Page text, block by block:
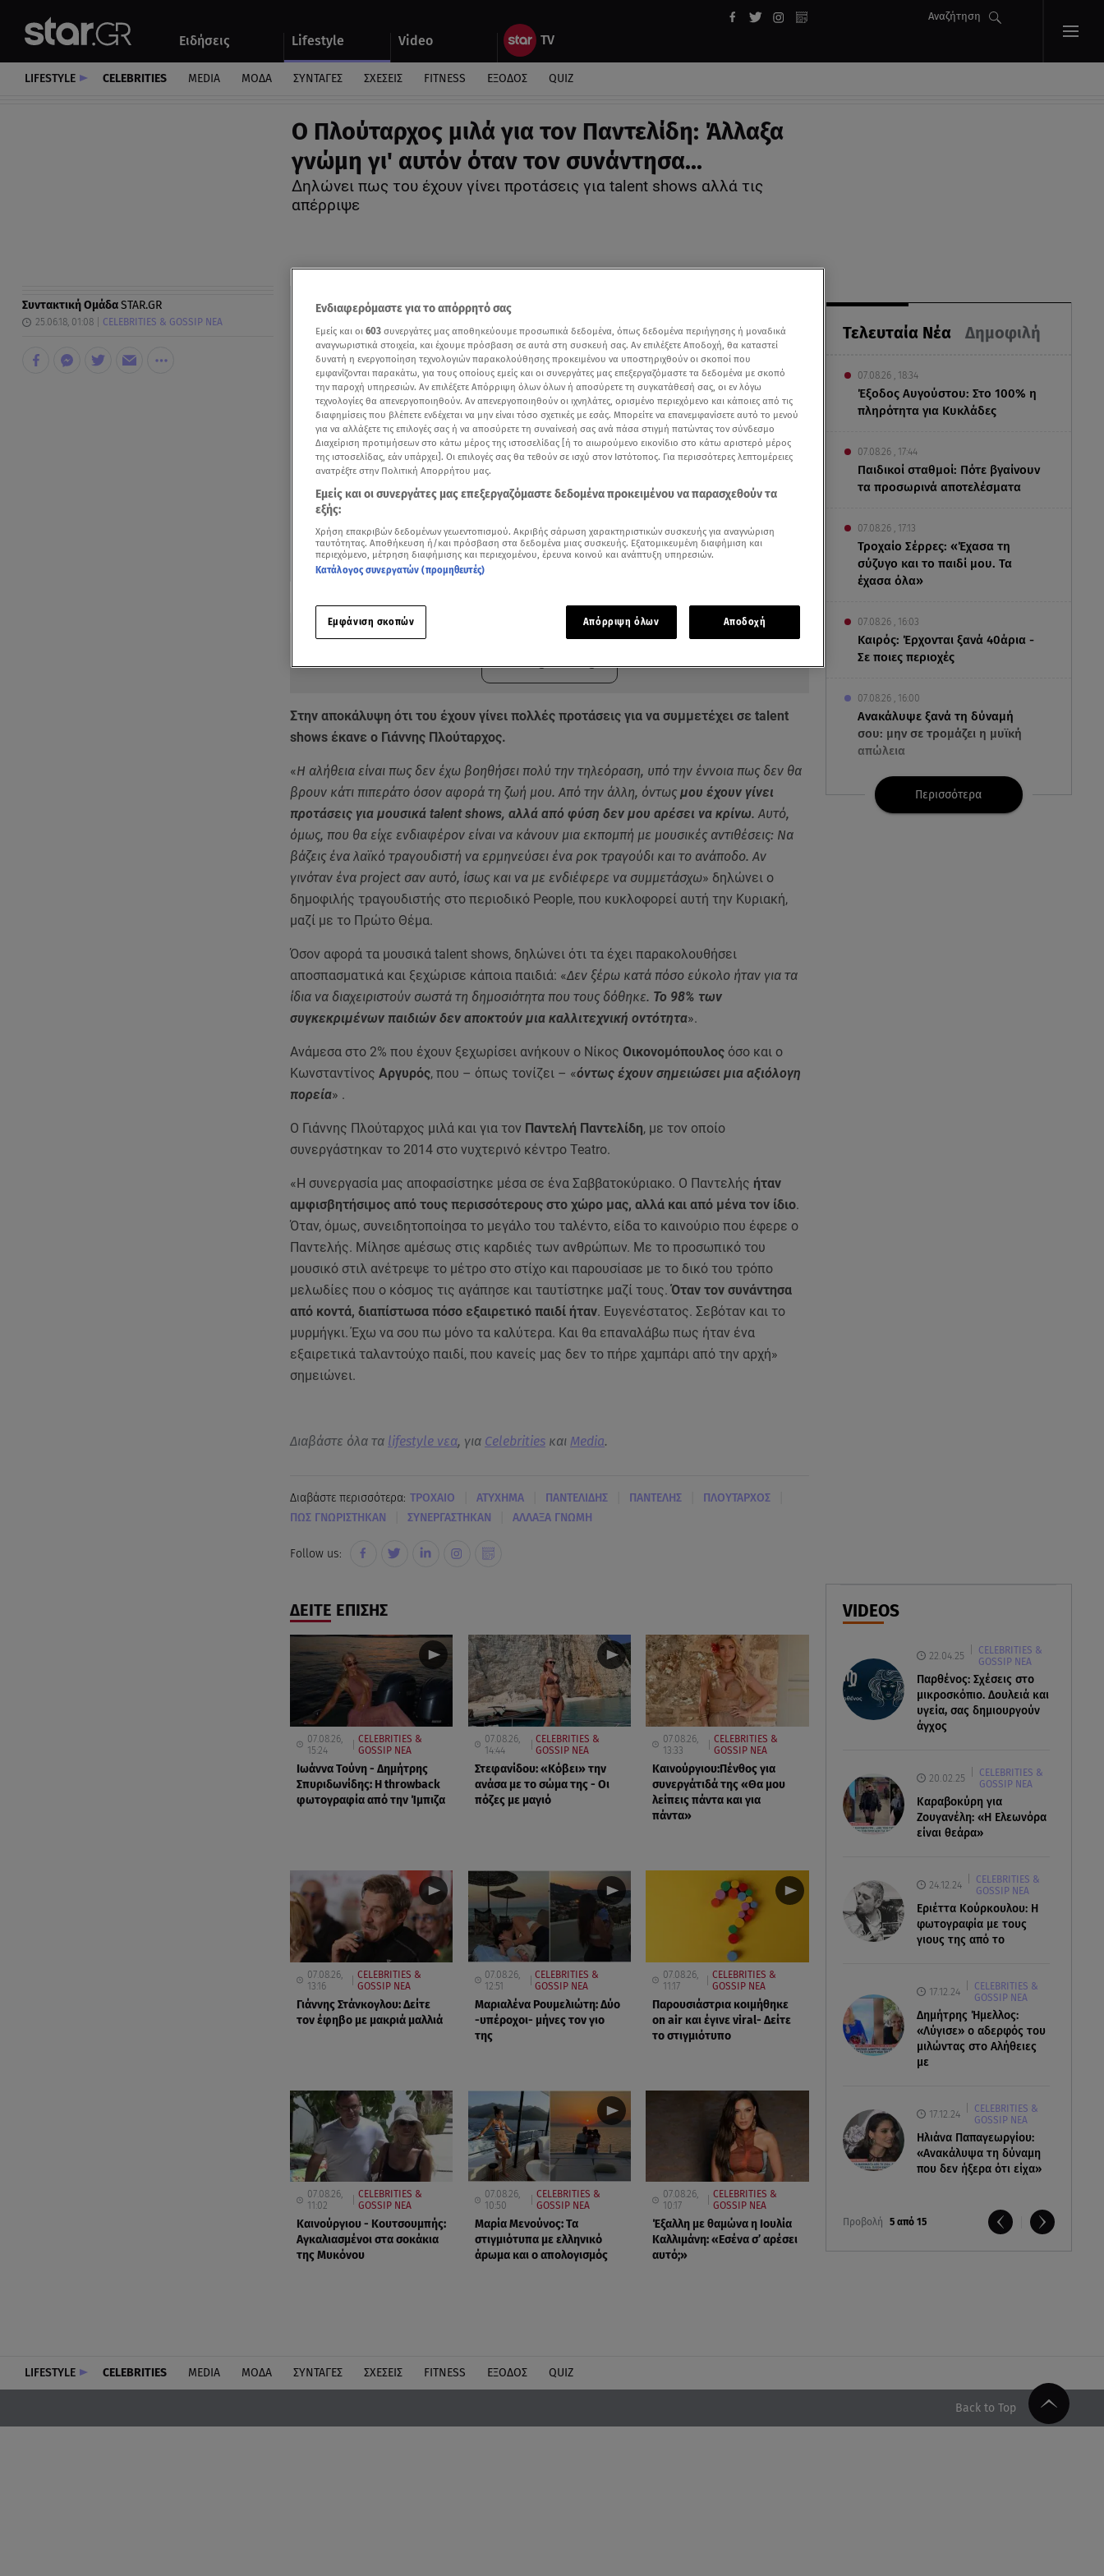
Ειδήσεις Lifestyle Video
Αναζήτηση
Αυτοκίνητο
LIFESTYLE CELEBRITIES MEDIA ΜΟΔΑ ΣΥΝΤΑΓΕΣ ΣΧΕΣΕΙΣ FITNESS ΕΞΟΔΟΣ QUIZ
Ο Πλούταρχος μιλά για τον Παντελίδη: Άλλαξα
γνώμη γι' αυτόν όταν τον συνάντησα...
Δηλώνει πως του έχουν γίνει προτάσεις για talent shows αλλά τις
απέρριψε
Τελευταία Νέα Δημοφιλή
07.08.26 , 18:34
Έξοδος Αυγούστου: Στο 100% η
πληρότητα για Κυκλάδες
07.08.26 , 17:44
Παιδικοί σταθμοί: Πότε βγαίνουν
τα προσωρινά αποτελέσματα
07.08.26 , 17:13
Τροχαίο Σέρρες: «Έχασα τη
σύζυγο και το παιδί μου. Τα
έχασα όλα»
07.08.26 , 16:03
Καιρός: Έρχονται ξανά 40άρια -
Σε ποιες περιοχές
07.08.26 , 16:00
Ανακάλυψε ξανά τη δύναμή
σου: μην σε τρομάζει η μυϊκή
απώλεια
07.08.26 , 15:24
Ιωάννα Τούνη - Δημήτρης
Γιάννης Στάνκογλου: Δείτε τον
έφηβο με μακριά μαλλιά
Περισσότερα
VIDEOS
22.04.25
CELEBRITIES &
GOSSIP ΝΕΑ
Παρθένος: Σχέσεις στο
μικροσκόπιο. Δουλειά και
υγεία, σας δημιουργούν
άγχος
20.02.25
CELEBRITIES &
GOSSIP ΝΕΑ
Καραβοκύρη για
Ζουγανέλη: «Η Ελεωνόρα
είναι θεάρα»
24.12.24
CELEBRITIES &
GOSSIP ΝΕΑ
Εριέττα Κούρκουλου: Η
φωτογραφία με τους
γιους της από το
17.12.24
CELEBRITIES &
GOSSIP ΝΕΑ
Δημήτρης Ήμελλος:
«Λύγισε» ο αδερφός του
μιλώντας στο Αλήθειες
με
17.12.24
CELEBRITIES &
GOSSIP ΝΕΑ
Ηλιάνα Παπαγεωργίου:
«Ανακάλυψα τη δύναμη
που δεν ήξερα ότι είχα»
Προβολή 5 από 15
Συντακτική ΟμάδαSTAR.GR
25.06.18, 01:08 CELEBRITIES & GOSSIP ΝΕΑ
Πρόσθηκη star.gr στις επιλογές σας
Δείτε περισσότερα άρθρα μας στα αποτελέσματα αναζήτησης
Στην αποκάλυψη ότι του έχουν γίνει πολλές προτάσεις για να συμμετέχει σε talent
shows έκανε ο Γιάννης Πλούταρχος.
«Η αλήθεια είναι πως δεν έχω βοηθήσει πολύ την τηλεόραση, υπό την έννοια πως δεν θα
βρουν κάτι πιπεράτο όσον αφορά τη ζωή μου. Από την άλλη, όντως μου έχουν γίνει
προτάσεις για μουσικά talent shows, αλλά από φύση δεν μου αρέσει να κρίνω. Αυτό,
όμως, που θα είχε ενδιαφέρον είναι να κάνουν μια εκπομπή με μουσικές αντιθέσεις: Να
βάζεις ένα λαϊκό τραγουδιστή να ερμηνεύσει ένα ροκ τραγούδι και το ανάποδο. Αν
γινόταν ένα project σαν αυτό, ίσως και να με ενδιέφερε να συμμετάσχω» δηλώνει o
δημοφιλής τραγουδιστής στο περιοδικό People, που κυκλοφορεί αυτή την Κυριακή,
μαζί με το Πρώτο Θέμα.
Όσον αφορά τα μουσικά talent shows, δηλώνει ότι τα έχει παρακολουθήσει
αποσπασματικά και ξεχώρισε κάποια παιδιά: «Δεν ξέρω κατά πόσο εύκολο ήταν για τα
ίδια να διαχειριστούν σωστά τη δημοσιότητα που τους δόθηκε. Το 98% των
συγκεκριμένων παιδιών δεν αποκτούν μια καλλιτεχνική οντότητα».
Ανάμεσα στο 2% που έχουν ξεχωρίσει ανήκουν ο Νίκος Οικονομόπουλοςόσο και ο
Κωνσταντίνος Αργυρός, που – όπως τονίζει – «όντως έχουν σημειώσει μια αξιόλογη
πορεία» .
Ο Γιάννης Πλούταρχος μιλά και για τον Παντελή Παντελίδη, με τον οποίο
συνεργάστηκαν το 2014 στο νυχτερινό κέντρο Teatro.
«Η συνεργασία μας αποφασίστηκε μέσα σε ένα Σαββατοκύριακο. Ο Παντελής ήταν
αμφισβητήσιμος από τους περισσότερους στο χώρο μας, αλλά και από μένα τον ίδιο.
Όταν, όμως, συνειδητοποίησα το μεγάλο του ταλέντο, είδα το καινούριο που έφερε ο
Παντελής. Μίλησε αμέσως στις καρδιές των ανθρώπων. Με το προσωπικό του
μουσικό στιλ ανέτρεψε το μέτρο στο στίχο και παρουσίασε με το δικό του τρόπο
μελωδίες που ο κόσμος τις αγάπησε και ταυτίστηκε μαζί τους.Όταν τον συνάντησα
από κοντά, διαπίστωσα πόσο εξαιρετικό παιδί ήταν. Ευγενέστατος. Σεβόταν και το
μυρμήγκι. Έχω να σου πω μόνο τα καλύτερα. Και θα επαναλάβω πως ήταν ένα
εξαιρετικά ταλαντούχο παιδί, που κανείς μας δεν το πήρε χαμπάρι από την αρχή»
σημειώνει.
Διαβάστε όλα τα lifestyle νεα, για Celebritiesκαι Media.
Διαβάστε περισσότερα: ΤΡΟΧΑΙΟ ΑΤΥΧΗΜΑ ΠΑΝΤΕΛΙΔΗΣ ΠΑΝΤΕΛΗΣ ΠΛΟΥΤΑΡΧΟΣ
ΠΩΣ ΓΝΩΡΙΣΤΗΚΑΝ ΣΥΝΕΡΓΑΣΤΗΚΑΝ ΑΛΛΑΞΑ ΓΝΩΜΗ
Follow us:
ΔΕΙΤΕ ΕΠΙΣΗΣ
07.08.26,
15:24
CELEBRITIES &
GOSSIP ΝΕΑ
Ιωάννα Τούνη - Δημήτρης
Σπυριδωνίδης: Η throwback
φωτογραφία από την Ίμπιζα
07.08.26,
14:44
CELEBRITIES &
GOSSIP ΝΕΑ
Στεφανίδου: «Κόβει» την
ανάσα με το σώμα της - Οι
πόζες με μαγιό
07.08.26,
13:33
CELEBRITIES &
GOSSIP ΝΕΑ
Καινούργιου:Πένθος για
συνεργάτιδά της «Θα μου
λείπεις πάντα και για
πάντα»
07.08.26,
13:16
CELEBRITIES &
GOSSIP ΝΕΑ
Γιάννης Στάνκογλου: Δείτε
τον έφηβο με μακριά μαλλιά
07.08.26,
12:51
CELEBRITIES &
GOSSIP ΝΕΑ
Μαριαλένα Ρουμελιώτη: Δύο
-υπέροχοι- μήνες τον γιο
της
07.08.26,
11:17
CELEBRITIES &
GOSSIP ΝΕΑ
Παρουσιάστρια κοιμήθηκε
on air και έγινε viral- Δείτε
το στιγμιότυπο
07.08.26,
11:02
CELEBRITIES &
GOSSIP ΝΕΑ
Καινούργιου - Κουτσουμπής:
Αγκαλιασμένοι στα σοκάκια
της Μυκόνου
07.08.26,
10:50
CELEBRITIES &
GOSSIP ΝΕΑ
Μαρία Μενούνος: Τα
στιγμιότυπα με ελληνικό
άρωμα και ο απολογισμός
07.08.26,
10:17
CELEBRITIES &
GOSSIP ΝΕΑ
Έξαλλη με θαμώνα η Ιουλία
Καλλιμάνη: «Εσένα σ’ αρέσει
αυτό;»
LIFESTYLE CELEBRITIES MEDIA ΜΟΔΑ ΣΥΝΤΑΓΕΣ ΣΧΕΣΕΙΣ FITNESS ΕΞΟΔΟΣ QUIZ
Back to Top
Ενδιαφερόμαστε για το απόρρητό σας
Εμείς και οι 603 συνεργάτες μας αποθηκεύουμε προσωπικά δεδομένα, όπως δεδομένα περιήγησης ή μοναδικά
αναγνωριστικά στοιχεία, και έχουμε πρόσβαση σε αυτά στη συσκευή σας. Αν επιλέξετε Αποδοχή, θα καταστεί
δυνατή η ενεργοποίηση τεχνολογιών παρακολούθησης προκειμένου να υποστηριχθούν οι σκοποί που
εμφανίζονται παρακάτω, για τους οποίους εμείς και οι συνεργάτες μας επεξεργαζόμαστε τα δεδομένα με σκοπό
την παροχή υπηρεσιών. Αν επιλέξετε Απόρριψη όλων όλων ή αποσύρετε τη συγκατάθεσή σας, οι εν λόγω
τεχνολογίες θα απενεργοποιηθούν. Αν απενεργοποιηθούν οι ιχνηλάτες, ορισμένο περιεχόμενο και κάποιες από τις
διαφημίσεις που βλέπετε ενδέχεται να μην είναι τόσο σχετικές με εσάς. Μπορείτε να επανεμφανίσετε αυτό το μενού
για να αλλάξετε τις επιλογές σας ή να αποσύρετε τη συναίνεσή σας ανά πάσα στιγμή πατώντας τον σύνδεσμο
Διαχείριση προτιμήσεων στο κάτω μέρος της ιστοσελίδας [ή το αιωρούμενο εικονίδιο στο κάτω αριστερό μέρος
της ιστοσελίδας, εάν υπάρχει]. Οι επιλογές σας θα τεθούν σε ισχύ στον Ιστότοπος. Για περισσότερες λεπτομέρειες
ανατρέξτε στην Πολιτική Απορρήτου μας.
Εμείς και οι συνεργάτες μας επεξεργαζόμαστε δεδομένα προκειμένου να παρασχεθούν τα
εξής:
Χρήση επακριβών δεδομένων γεωεντοπισμού. Ακριβής σάρωση χαρακτηριστικών συσκευής για αναγνώριση
ταυτότητας. Αποθήκευση ή/και πρόσβαση στα δεδομένα μιας συσκευής. Εξατομικευμένη διαφήμιση και
περιεχόμενο, μέτρηση διαφήμισης και περιεχομένου, έρευνα κοινού και ανάπτυξη υπηρεσιών.
Κατάλογος συνεργατών (προμηθευτές)
Εμφάνιση σκοπών Απόρριψη όλων Αποδοχή